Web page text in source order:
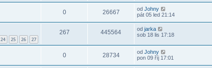
0 26667 od Johny
pát 05 led 21:14
24 25 26 27
267 445564 od jarka
sob 18 lis 17:18
0 28734 od Johny
pon 09 říj 17:01